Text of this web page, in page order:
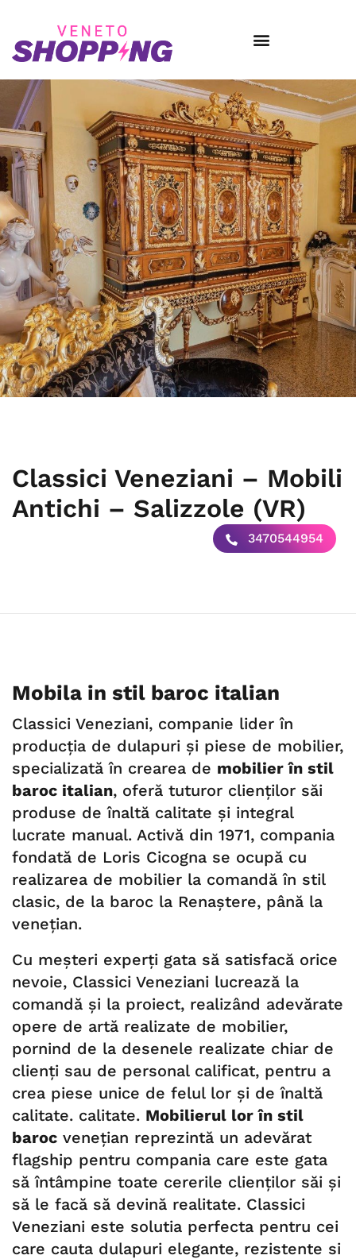
Classici Veneziani – Mobili
Antichi – Salizzole (VR)
3470544954
Mobila in stil baroc italian
Classici Veneziani, companie lider în
producția de dulapuri și piese de mobilier,
specializată în crearea de mobilier în stil
baroc italian, oferă tuturor clienților săi
produse de înaltă calitate și integral
lucrate manual. Activă din 1971, compania
fondată de Loris Cicogna se ocupă cu
realizarea de mobilier la comandă în stil
clasic, de la baroc la Renaștere, până la
venețian.
Cu meșteri experți gata să satisfacă orice
nevoie, Classici Veneziani lucrează la
comandă și la proiect, realizând adevărate
opere de artă realizate de mobilier,
pornind de la desenele realizate chiar de
clienți sau de personal calificat, pentru a
crea piese unice de felul lor și de înaltă
calitate. calitate. Mobilierul lor în stil
baroc venețian reprezintă un adevărat
flagship pentru compania care este gata
să întâmpine toate cererile clienților săi și
să le facă să devină realitate. Classici
Veneziani este solutia perfecta pentru cei
care cauta dulapuri elegante, rezistente si